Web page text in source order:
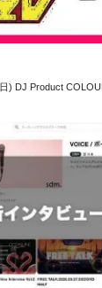
) DJ Product